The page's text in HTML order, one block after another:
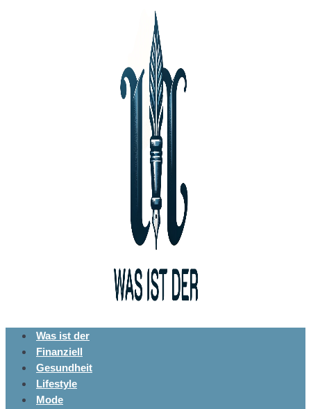
Was ist der
Finanziell
Gesundheit
Lifestyle
Mode